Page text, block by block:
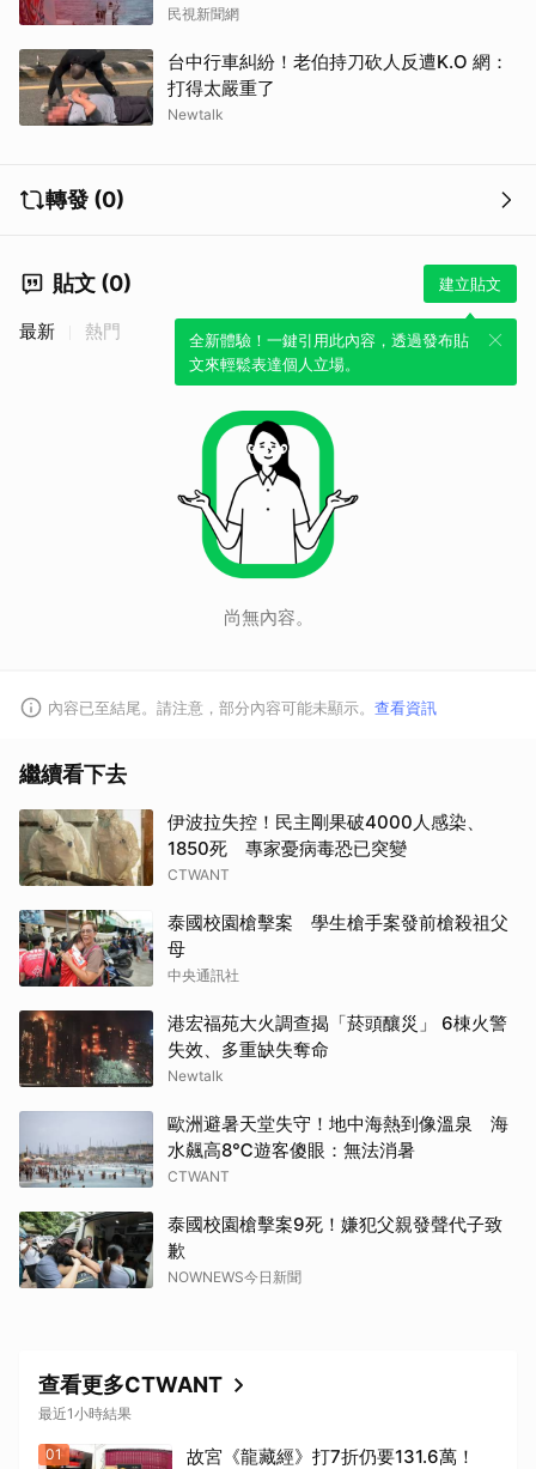
民視新聞網
台中行車糾紛！老伯持刀砍人反遭K.O 網：
打得太嚴重了
Newtalk
轉發 (0)
貼文 (0) 建立貼文
全新體驗！一鍵引用此內容，透過發布貼
文來輕鬆表達個人立場。
最新 熱門
尚無內容。
內容已至結尾。請注意，部分內容可能未顯示。 查看資訊
繼續看下去
伊波拉失控！民主剛果破4000人感染、
1850死 專家憂病毒恐已突變
CTWANT
泰國校園槍擊案 學生槍手案發前槍殺祖父
母
中央通訊社
港宏福苑大火調查揭「菸頭釀災」 6棟火警
失效、多重缺失奪命
Newtalk
歐洲避暑天堂失守！地中海熱到像溫泉 海
水飆高8℃遊客傻眼：無法消暑
CTWANT
泰國校園槍擊案9死！嫌犯父親發聲代子致
歉
NOWNEWS今日新聞
查看更多CTWANT
最近1小時結果
01
故宮《龍藏經》打7折仍要131.6萬！
取消